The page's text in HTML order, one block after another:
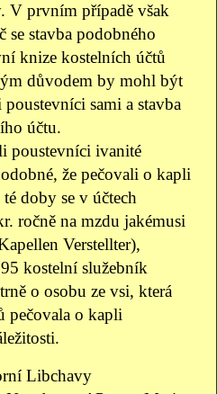
V prvním případě však
se stavba podobného
knize kostelních účtů
důvodem by mohl být
sami a stavba
účtu.
poustevníci ivanité
že pečovali o kapli
doby se v účtech
ročně na mzdu jakémusi
Verstellter),
kostelní služebník
o osobu ze vsi, která
pečovala o kapli
Libchavy